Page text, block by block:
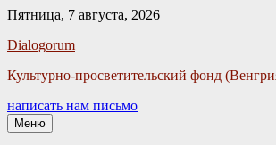
Пятница, 7 августа, 2026
Dialogorum
Культурно-просветительский фонд
написать нам письмо
Меню